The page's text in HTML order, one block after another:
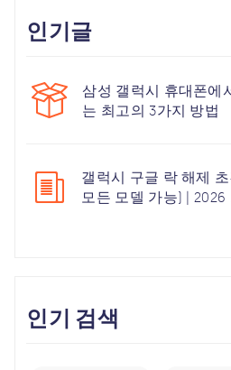
인기글
삼성 갤럭시 휴대폰에
는 최고의 3가지 방법
갤럭시 구글 락 해제
모든 모델 가능) | 2026
인기 검색